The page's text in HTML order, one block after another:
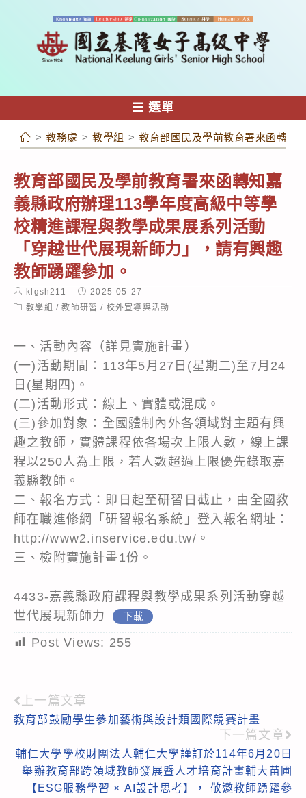
容
選單
> 教務處 > 教學組 > 教育部國民及學前教育署來函轉知
教育部國民及學前教育署來函轉知嘉
義縣政府辦理113學年度高級中等學
校精進課程與教學成果展系列活動
「穿越世代展現新師力」，請有興趣
教師踴躍參加。
Post
author:
klgsh211
Post
published:
2025-05-27
Post教學組 / 教師研習 / 校外宣導與活動
一、活動內容（詳見實施計畫）
(一)活動期間：113年5月27日(星期二)至7月24
日(星期四)。
(二)活動形式：線上、實體或混成。
(三)參加對象：全國體制內外各領域對主題有興
趣之教師，實體課程依各場次上限人數，線上課
程以250人為上限，若人數超過上限優先錄取嘉
義縣教師。
二、報名方式：即日起至研習日截止，由全國教
師在職進修網「研習報名系統」登入報名網址：
http://www2.inservice.edu.tw/。
三、檢附實施計畫1份。
4433-嘉義縣政府課程與教學成果系列活動穿越
世代展現新師力
下載
Post Views: 255
Read
more
articles
上一篇文章
教育部鼓勵學生參加藝術與設計類國際競賽計畫
下一篇文章
輔仁大學學校財團法人輔仁大學謹訂於114年6月20日
舉辦教育部跨領域教師發展暨人才培育計畫輔大苗圃
【ESG服務學習 × AI設計思考】， 敬邀教師踴躍參